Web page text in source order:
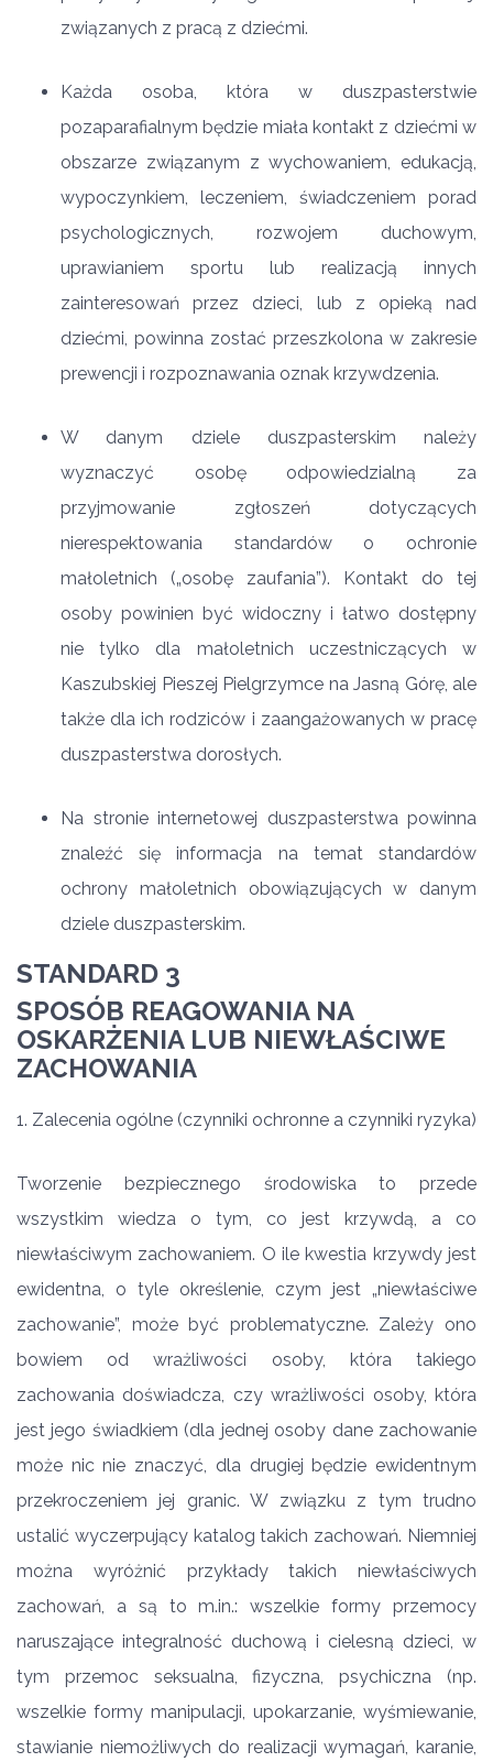
związanych z pracą z dziećmi.
Każda osoba, która w duszpasterstwie
pozaparafialnym będzie miała kontakt z dziećmi w
obszarze związanym z wychowaniem, edukacją,
wypoczynkiem, leczeniem, świadczeniem porad
psychologicznych, rozwojem duchowym,
uprawianiem sportu lub realizacją innych
zainteresowań przez dzieci, lub z opieką nad
dziećmi, powinna zostać przeszkolona w zakresie
prewencji i rozpoznawania oznak krzywdzenia.
W danym dziele duszpasterskim należy
wyznaczyć osobę odpowiedzialną za
przyjmowanie zgłoszeń dotyczących
nierespektowania standardów o ochronie
małoletnich („osobę zaufania”). Kontakt do tej
osoby powinien być widoczny i łatwo dostępny
nie tylko dla małoletnich uczestniczących w
Kaszubskiej Pieszej Pielgrzymce na Jasną Górę, ale
także dla ich rodziców i zaangażowanych w pracę
duszpasterstwa dorosłych.
Na stronie internetowej duszpasterstwa powinna
znaleźć się informacja na temat standardów
ochrony małoletnich obowiązujących w danym
dziele duszpasterskim.
STANDARD 3
SPOSÓB REAGOWANIA NA
OSKARŻENIA LUB NIEWŁAŚCIWE
ZACHOWANIA
1. Zalecenia ogólne (czynniki ochronne a czynniki ryzyka)
Tworzenie bezpiecznego środowiska to przede
wszystkim wiedza o tym, co jest krzywdą, a co
niewłaściwym zachowaniem. O ile kwestia krzywdy jest
ewidentna, o tyle określenie, czym jest „niewłaściwe
zachowanie”, może być problematyczne. Zależy ono
bowiem od wrażliwości osoby, która takiego
zachowania doświadcza, czy wrażliwości osoby, która
jest jego świadkiem (dla jednej osoby dane zachowanie
może nic nie znaczyć, dla drugiej będzie ewidentnym
przekroczeniem jej granic. W związku z tym trudno
ustalić wyczerpujący katalog takich zachowań. Niemniej
można wyróżnić przykłady takich niewłaściwych
zachowań, a są to m.in.: wszelkie formy przemocy
naruszające integralność duchową i cielesną dzieci, w
tym przemoc seksualna, fizyczna, psychiczna (np.
wszelkie formy manipulacji, upokarzanie, wyśmiewanie,
stawianie niemożliwych do realizacji wymagań, karanie,